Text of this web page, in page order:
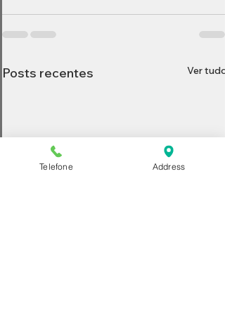
Posts recentes Ver tudo
Telefone Address